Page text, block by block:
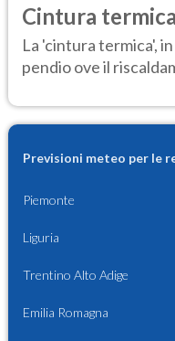
Cintura termica
La 'cintura termica',
pendio ove il
Previsioni meteo per le
Piemonte
Liguria
Trentino Alto Adige
Emilia Romagna